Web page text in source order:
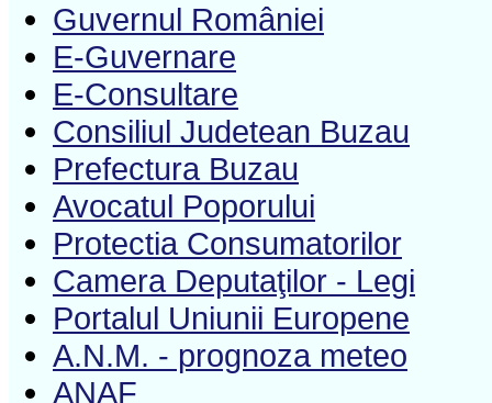
Guvernul României
E-Guvernare
E-Consultare
Consiliul Judetean Buzau
Prefectura Buzau
Avocatul Poporului
Protectia Consumatorilor
Camera Deputaţilor - Legi
Portalul Uniunii Europene
A.N.M. - prognoza meteo
ANAF